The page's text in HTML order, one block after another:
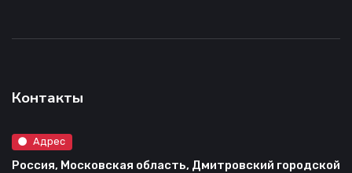
Контакты
Адрес
Россия, Московская область, Дмитровский городской